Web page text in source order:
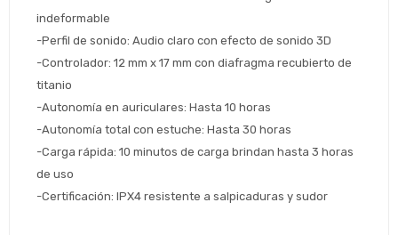
indeformable
-Perfil de sonido: Audio claro con efecto de sonido 3D
-Controlador: 12 mm x 17 mm con diafragma recubierto de
titanio
-Autonomía en auriculares: Hasta 10 horas
-Autonomía total con estuche: Hasta 30 horas
-Carga rápida: 10 minutos de carga brindan hasta 3 horas
de uso
-Certificación: IPX4 resistente a salpicaduras y sudor